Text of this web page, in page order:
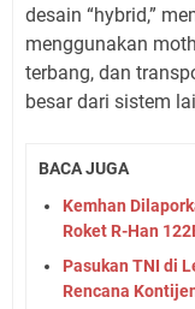
desain “hybrid,”
menggunakan
terbang, dan
besar dari sistem
BACA JUGA
Kemhan
Roket R-Han
Pasukan TNI di
Rencana